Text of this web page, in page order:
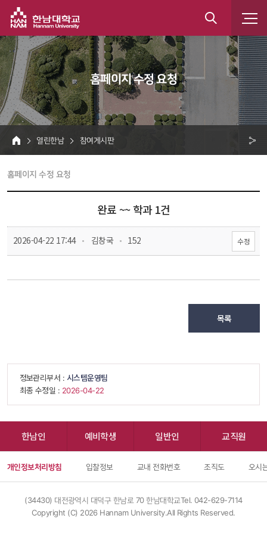
통
홈페이지 수정 요청
HOME
열린한남 참여게시판
유
홈페이지 수정 요청
완료 ~~ 학과 1건
2026-04-22 17:44 김창국 152 수정
목록
정보관리부서 : 시스템운영팀
최종 수정일 : 2026-04-22
한남인 예비학생 일반인 교직원
개인정보처리방침 입찰정보 교내 전화번호 조직도 오시
(34430) 대전광역시 대덕구 한남로 70 한남대학교Tel. 042-629-7114
Copyright (C) 2026 Hannam University.All Rights Reserved.